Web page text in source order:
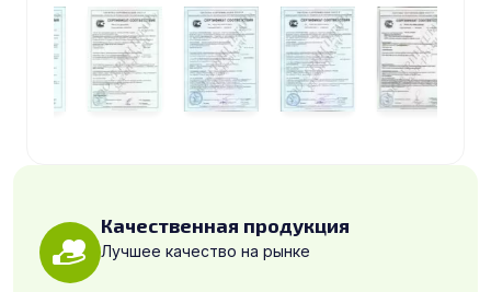
Качественная продукция
Лучшее качество на рынке